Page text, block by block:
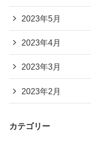
2023年5月
2023年4月
2023年3月
2023年2月
カテゴリー